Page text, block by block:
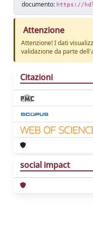
documento: https://
Attenzione
Attenzione! I dati
validazione da parte
Citazioni
social impact